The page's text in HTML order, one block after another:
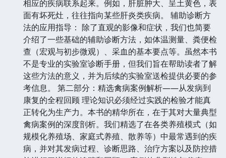
相应的疾病联系起来。例如，肝脏肿大、呈土黄色，表
面有坏死灶，往往指向某些肝炎类疾病。 辅助诊断方
法的应用指导： 除了直观的影像和症状，我们也简要
介绍了一些基础的辅助诊断方法，如体温测量、粪便检
查（宏观与初步微观）、采血的基本要点等。虽然本书
不是专业的实验室诊断手册，但我们旨在帮助读者了解
这些方法的意义，并为后续的实验室送检提供必要的参
考信息。 第二部分：精选禽病案例解析——从发病到
康复的全程回顾 理论知识必须经过实践的检验才能真
正转化为生产力。本书的精华所在，在于其对大量典型
禽病案例的深度剖析。我们精选了在各类养殖模式（如
规模化养殖场、家庭式养殖、散养等）中最常遇到的疾
病，并对其发病过程、诊断思路、治疗方案以及防控措